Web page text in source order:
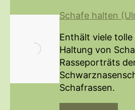
Schafe halten
Enthält viele
Haltung von
Rasseporträts
Schafrassen.